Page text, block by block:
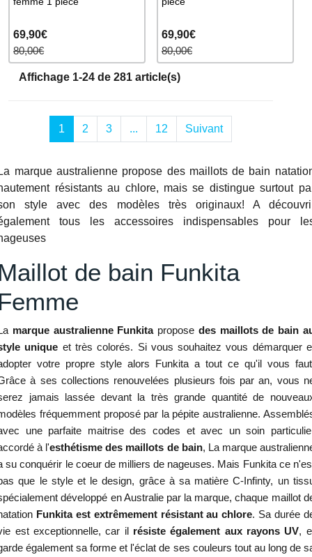
69,90€
80,00€
69,90€
80,00€
Affichage 1-24 de 281 article(s)
1 2 3 ... 12 Suivant
marque australienne propose des maillots de bain
résistants au chlore, mais se distingue surtout
style avec des modèles très originaux! A
tous les accessoires indispensables pour
de bain Funkita
marque australienne Funkitapropose des maillots de bain
unique et très colorés. Si vous souhaitez vous démarquer
votre propre style alors Funkita a tout ce qu'il vous
à ses collections renouvelées plusieurs fois par an, vous
jamais lassée devant la très grande quantité de
fréquemment proposé par la pépite australienne.
une parfaite maitrise des codes et avec un soin
à l'esthétisme des maillots de bain, La marque
su conquérir le coeur de milliers de nageuses. Mais Funkita ce
que le style et le design, grâce à sa matière C-Infinty, un
développé en Australie par la marque, chaque maillot
Funkita est extrêmement résistant au chlore. Sa durée
est exceptionnelle, car il résiste également aux rayons UV,
également sa forme et l'éclat de ses couleurs tout au long de